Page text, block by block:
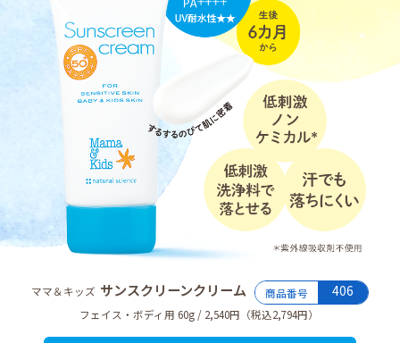
ママ＆キッズ サンスクリーンクリーム 商品番号 406
フェイス・ボディ用 60g / 2,540円（税込2,794円）